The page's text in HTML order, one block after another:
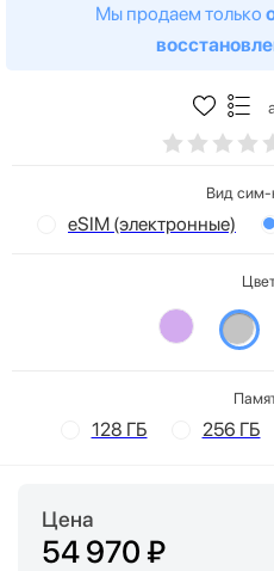
Мы продаем только
Вид сим-
eSIM (электронные)
128 ГБ 256 ГБ
Цена
54 970 ₽